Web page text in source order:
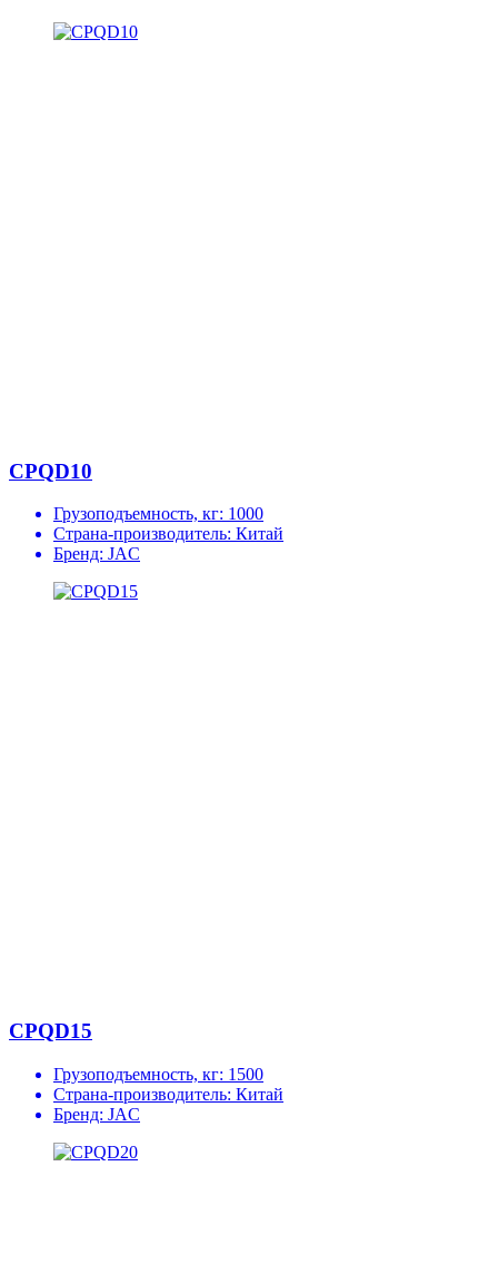
CPQD10
Грузоподъемность, кг: 1000
Страна-производитель: Китай
Бренд: JAC
CPQD15
Грузоподъемность, кг: 1500
Страна-производитель: Китай
Бренд: JAC